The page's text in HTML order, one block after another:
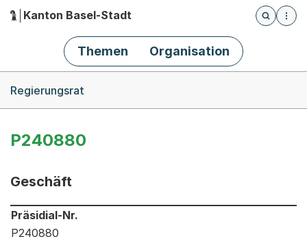
Hauptnavigation
Kanton Basel-Stadt
Öffnet
Themen Organisation
Regierungsrat
P240880
Geschäft
Informationen zum Ausgewählten Geschäft
Präsidial-Nr.
P240880